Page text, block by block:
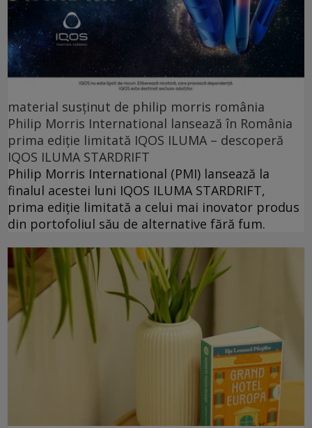
material susținut de philip morris românia
Philip Morris International lansează în România
prima ediție limitată IQOS ILUMA – descoperă
IQOS ILUMA STARDRIFT
Philip Morris International (PMI) lansează la
finalul acestei luni IQOS ILUMA STARDRIFT,
prima ediție limitată a celui mai inovator produs
din portofoliul său de alternative fără fum.